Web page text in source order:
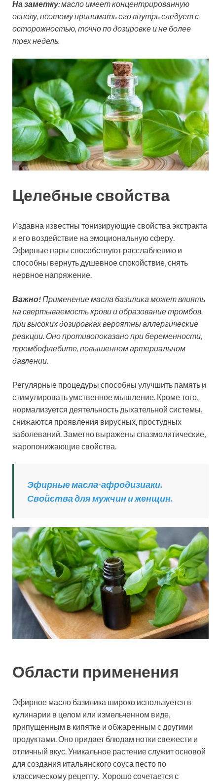
На заметку: масло имеет концентрированную
основу, поэтому принимать его внутрь следует с
осторожностью, точно по дозировке и не более
трех недель.
Целебные свойства
Издавна известны тонизирующие свойства экстракта
и его воздействие на эмоциональную сферу.
Эфирные пары способствуют расслаблению и
способны вернуть душевное спокойствие, снять
нервное напряжение.
Важно!Применение масла базилика может влиять
на свертываемость крови и образование тромбов,
при высоких дозировках вероятны аллергические
реакции. Оно противопоказано при беременности,
тромбофлебите, повышенном артериальном
давлении.
Регулярные процедуры способны улучшить память и
стимулировать умственное мышление. Кроме того,
нормализуется деятельность дыхательной системы,
снижаются проявления вирусных, простудных
заболеваний. Заметно выражены спазмолитические,
жаропонижающие свойства.
Эфирные масла-афродизиаки.
Свойства для мужчин и женщин.
Области применения
Эфирное масло базилика широко используется в
кулинарии в целом или измельченном виде,
припущенным в кипятке и обжаренным с другими
продуктами. Оно придает блюдам нотки свежести и
отличный вкус. Уникальное растение служит основой
для создания итальянского соуса песто по
классическому рецепту. Хорошо сочетается с